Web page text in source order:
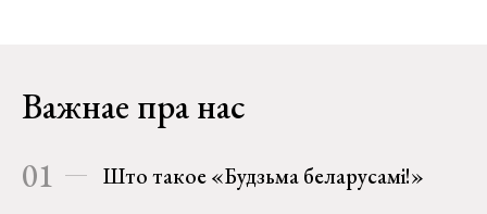
Важнае пра нас
01 Што такое «Будзьма беларусамі!»